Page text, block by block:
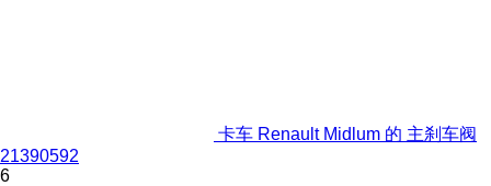
卡车 Renault Midlum 的 主刹车阀
21390592
6